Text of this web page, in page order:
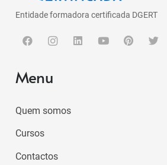
Entidade formadora certificada DGERT
Menu
Quem somos
Cursos
Contactos